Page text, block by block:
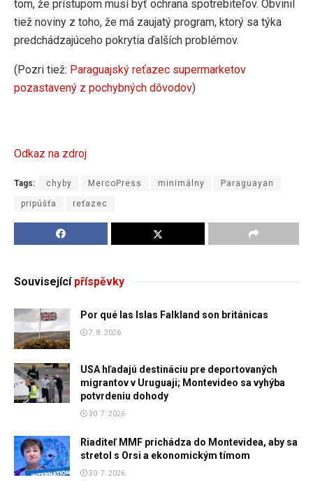
tom, že prístupom musí byť ochrana spotrebiteľov. Obvinil
tiež noviny z toho, že má zaujatý program, ktorý sa týka
predchádzajúceho pokrytia ďalších problémov.
(Pozri tiež: Paraguajský reťazec supermarketov
pozastavený z pochybných dôvodov)
Odkaz na zdroj
Tags: chyby MercoPress minimálny Paraguayan
pripúšťa reťazec
Souvisejícípříspěvky
Por qué las Islas Falkland son británicas
7. 8. 2026
USA hľadajú destináciu pre deportovaných
migrantov v Uruguaji; Montevideo sa vyhýba
potvrdeniu dohody
30. 7. 2026
Riaditeľ MMF prichádza do Montevidea, aby sa
stretol s Orsi a ekonomickým tímom
30. 7. 2026